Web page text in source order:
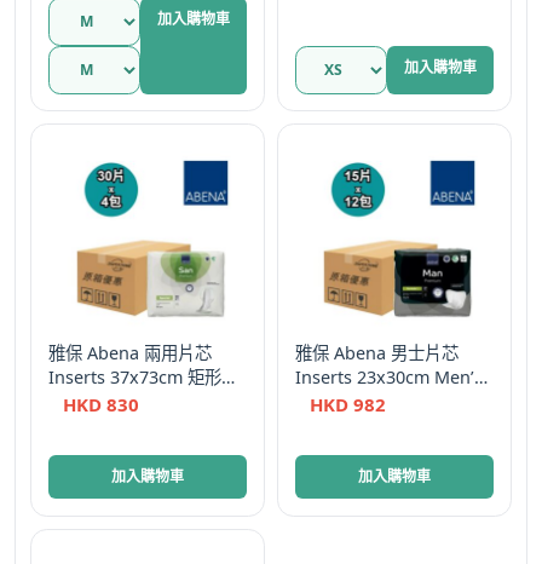
加入購物車
加入購物車
雅保 Abena 兩用片芯
Inserts 37x73cm 矩形護
理墊
HKD830
加入購物車
雅保 Abena 男士片芯
Inserts 23x30cm Men’s
Formula 30片
HKD982
加入購物車